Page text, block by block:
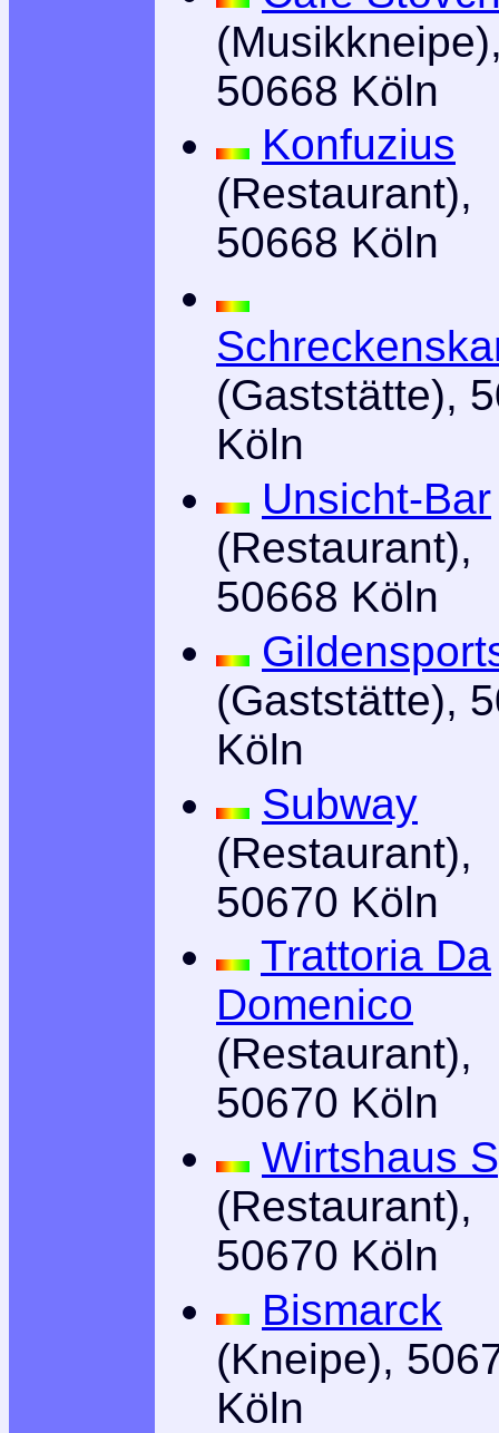
50668 Köln
Konfuzius
(Restaurant),
50668 Köln
(Gaststätte),
Köln
Unsicht-Bar
(Restaurant),
50668 Köln
(Gaststätte),
Köln
Subway
(Restaurant),
50670 Köln
Trattoria Da
Domenico
(Restaurant),
50670 Köln
Wirtshaus
(Restaurant),
50670 Köln
Bismarck
(Kneipe),
Köln